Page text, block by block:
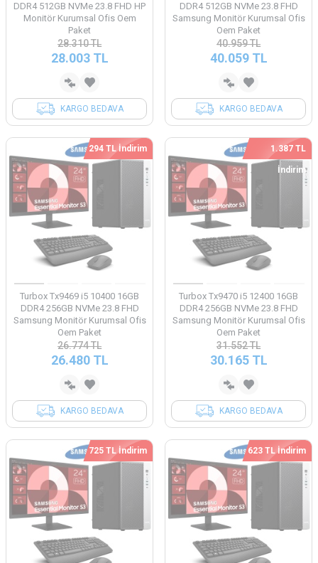
DDR4 512GB NVMe 23.8 FHD HP
Monitör Kurumsal Ofis Oem
Paket
28.310TL
28.003TL
KARGO BEDAVA
DDR4 512GB NVMe 23.8 FHD
Samsung Monitör Kurumsal Ofis
Oem Paket
40.959TL
40.059TL
KARGO BEDAVA
294 TL İndirim
Turbox Tx9469 i5 10400 16GB
DDR4 256GB NVMe 23.8 FHD
Samsung Monitör Kurumsal Ofis
Oem Paket
26.774TL
26.480TL
KARGO BEDAVA
1.387 TL
İndirim
Turbox Tx9470 i5 12400 16GB
DDR4 256GB NVMe 23.8 FHD
Samsung Monitör Kurumsal Ofis
Oem Paket
31.552TL
30.165TL
KARGO BEDAVA
725 TL İndirim 623 TL İndirim